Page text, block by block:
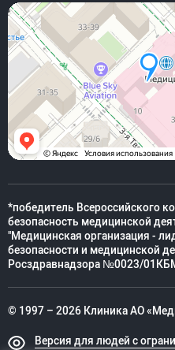
*победитель Всероссийского
безопасность медицинской
"Медицинская организация -
безопасности и медицинской
Росздравнадзора №0023/
© 1997 – 2026 Клиника АО
Версия для людей с